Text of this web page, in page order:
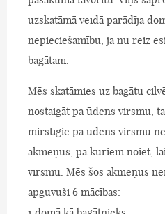
uzskatāmā veidā parādīja
nepieciešamību, ja nu reiz
bagātam.
Mēs skatāmies uz bagātu
nostaigāt pa ūdens virsmu,
mirstīgie pa ūdens virsmu
akmeņus, pa kuriem noiet,
virsmu. Mēs šos akmeņus
apguvuši 6 mācības: